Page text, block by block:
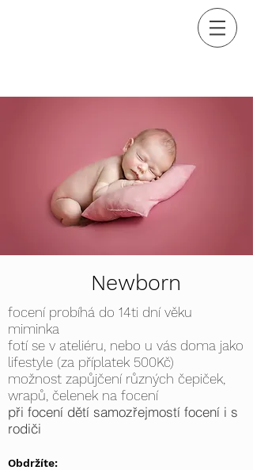
Newborn
focení probíhá do 14ti dní věku
miminka
fotí se v ateliéru, nebo u vás doma jako
lifestyle (za příplatek 500Kč)
možnost zapůjčení různých čepiček,
wrapů, čelenek na focení
při focení dětí samozřejmostí focení i s
rodiči
Obdržíte: